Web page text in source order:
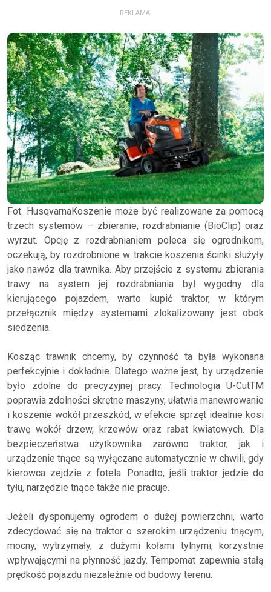
REKLAMA:
Fot. HusqvarnaKoszenie może być realizowane za pomocą
trzech systemów – zbieranie, rozdrabnianie (BioClip) oraz
wyrzut. Opcję z rozdrabnianiem poleca się ogrodnikom,
oczekują, by rozdrobnione w trakcie koszenia ścinki służyły
jako nawóz dla trawnika. Aby przejście z systemu zbierania
trawy na system jej rozdrabniania był wygodny dla
kierującego pojazdem, warto kupić traktor, w którym
przełącznik między systemami zlokalizowany jest obok
siedzenia.
Kosząc trawnik chcemy, by czynność ta była wykonana
perfekcyjnie i dokładnie. Dlatego ważne jest, by urządzenie
było zdolne do precyzyjnej pracy. Technologia U-CutTM
poprawia zdolności skrętne maszyny, ułatwia manewrowanie
i koszenie wokół przeszkód, w efekcie sprzęt idealnie kosi
trawę wokół drzew, krzewów oraz rabat kwiatowych. Dla
bezpieczeństwa użytkownika zarówno traktor, jak i
urządzenie tnące są wyłączane automatycznie w chwili, gdy
kierowca zejdzie z fotela. Ponadto, jeśli traktor jedzie do
tyłu, narzędzie tnące także nie pracuje.
Jeżeli dysponujemy ogrodem o dużej powierzchni, warto
zdecydować się na traktor o szerokim urządzeniu tnącym,
mocny, wytrzymały, z dużymi kołami tylnymi, korzystnie
wpływającymi na płynność jazdy. Tempomat zapewnia stałą
prędkość pojazdu niezależnie od budowy terenu.